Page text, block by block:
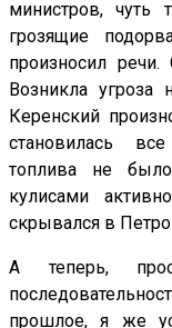
министров, чуть
грозящие
произносил
Возникла угроза
Керенский
становилась
топлива не
кулисами
скрывался в
А теперь,
прошлое, я же